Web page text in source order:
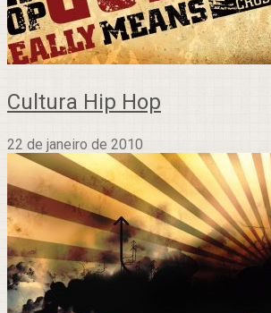
Cultura Hip Hop
22 de janeiro de 2010